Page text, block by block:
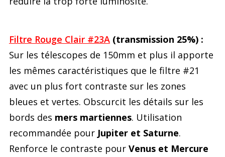
Filtre Rouge Clair #23A(transmission 25%) :
Sur les télescopes de 150mm et plus il apporte
les mêmes caractéristiques que le filtre #21
avec un plus fort contraste sur les zones
bleues et vertes. Obscurcit les détails sur les
bords des mers martiennes. Utilisation
recommandée pour Jupiter et Saturne.
Renforce le contraste pour Venus et Mercure